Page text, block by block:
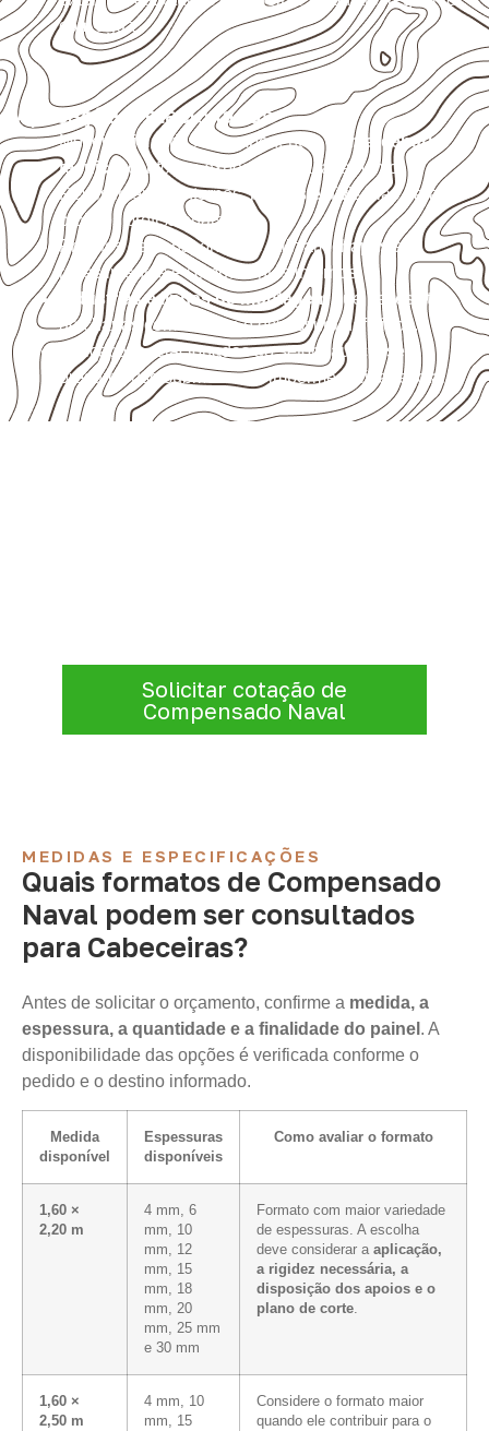
com água.
Aplicações relacionadas
Móveis, divisórias e componentes de
marcenaria
técnica
, conforme exposição e acabamento.
Revestimentos internos, painéis e divisórias para
projetos profissionais.
Projetos de transporte que utilizam chapas em
revestimentos e componentes internos.
Indústrias e linhas de montagem que necessitam
de chapas com formato e espessura definidos.
Aplicações relacionadas ao setor náutico, sem
presumir uso submerso ou impermeabilidade total.
Solicitar cotação de
Compensado Naval
MEDIDAS E ESPECIFICAÇÕES
Quais formatos de Compensado
Naval podem ser consultados
para Cabeceiras?
Antes de solicitar o orçamento, confirme a medida, a
espessura, a quantidade e a finalidade do painel . A
disponibilidade das opções é verificada conforme o
pedido e o destino informado.
Medida
disponível
Espessuras
disponíveis
Como avaliar o formato
1,60 ×
2,20 m
4 mm, 6
mm, 10
mm, 12
mm, 15
mm, 18
mm, 20
mm, 25 mm
e 30 mm
Formato com maior variedade
de espessuras. A escolha
deve considerar a aplicação,
a rigidez necessária, a
disposição dos apoios e o
plano de corte.
1,60 ×
2,50 m
4 mm, 10
mm, 15
Considere o formato maior
quando ele contribuir para o